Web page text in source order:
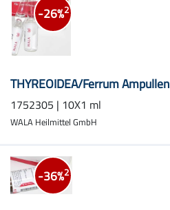
-26%2
THYREOIDEA/Ferrum Ampullen
1752305 | 10X1 ml
WALA Heilmittel GmbH
-36%2